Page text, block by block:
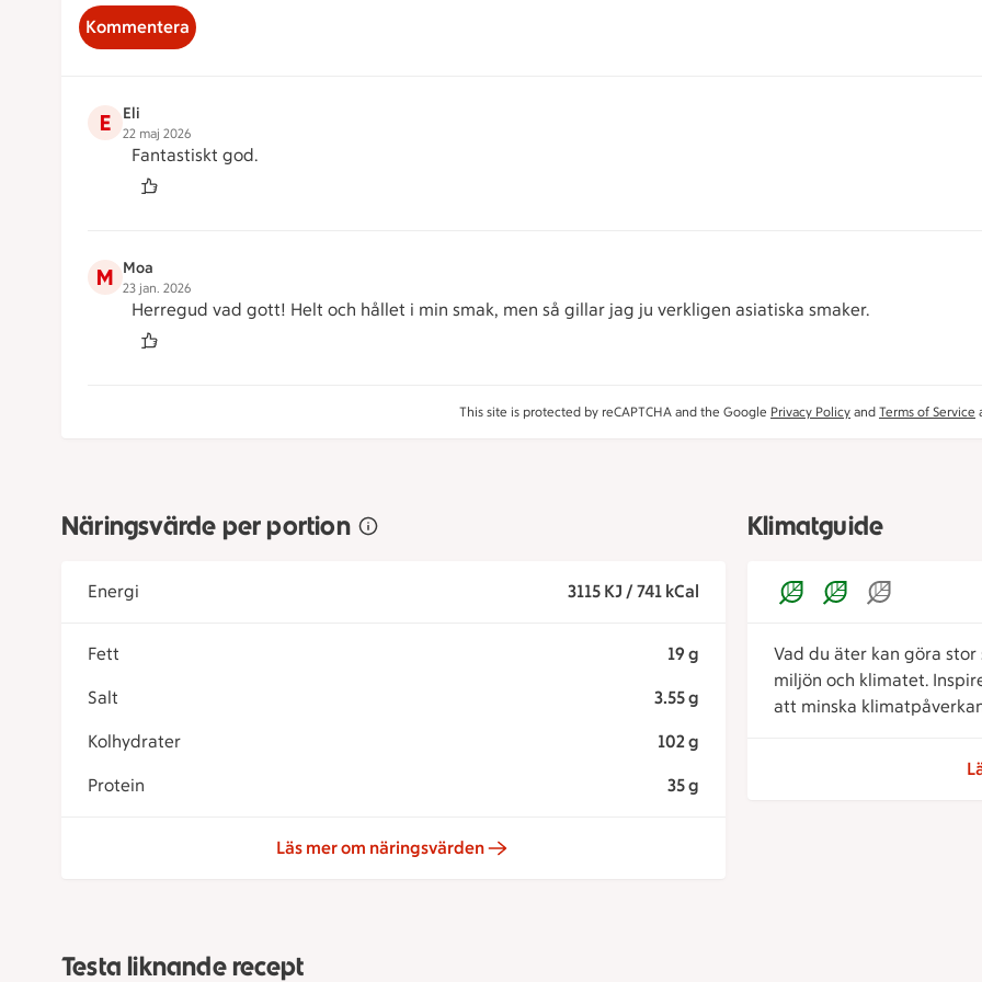
Kommentera
E Eli
22 maj 2026
Fantastiskt god.
M Moa
23 jan. 2026
Herregud vad gott! Helt och hållet i min smak, men så gillar jag ju verkligen asiatiska smaker.
This site is protected by reCAPTCHA and the Google Privacy Policy and Terms of Service
Näringsvärde per portion
Energi 3115 KJ / 741 kCal
Fett 19 g
Salt 3.55 g
Kolhydrater 102 g
Protein 35 g
Läs mer om näringsvärden
Klimatguide
Vad du äter kan göra
miljön och klimatet.
att minska
Testa liknande recept